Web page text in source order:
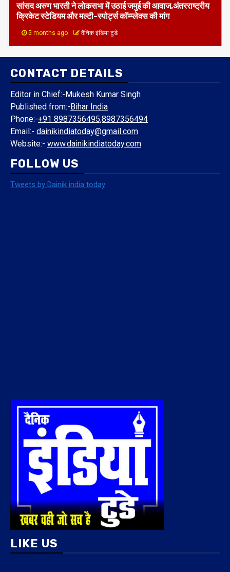
​सांसद अरुण भारती ने लोकसभा में उठाई जमुई की आवाज,अंतरराष्ट्रीय
क्रिकेट स्टेडियम और मल्टी-स्पोर्ट्स कॉम्प्लेक्स की मांग
5 months ago दैनिक इंडिया टुडे
CONTACT DETAILS
Editor in Chief:-Mukesh Kumar Singh
Published from:-Bihar India
Phone:-+91 8987356495,8987356494
Email:- dainikindiatoday@gmail.com
Website:- www.dainikindiatoday.com
FOLLOW US
Tweets by Dainik india today
LIKE US